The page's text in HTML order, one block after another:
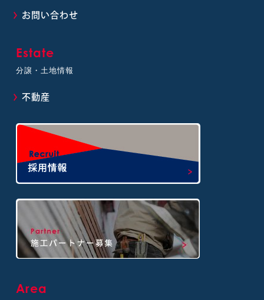
お問い合わせ
Estate
分譲・土地情報
不動産
Area